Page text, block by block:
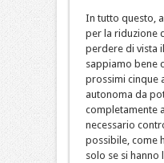
In tutto questo,
per la riduzione
perdere di vista
sappiamo bene
prossimi cinque
autonoma da
completamente
necessario
possibile, come
solo se si hanno